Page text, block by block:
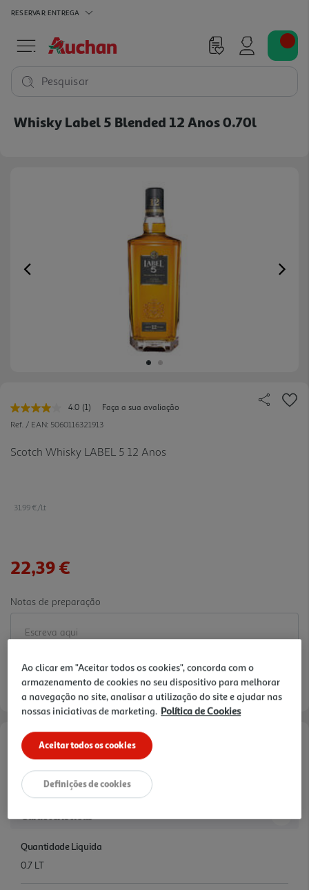
RESERVAR ENTREGA
Pesquisar
Whisky Label 5 Blended 12 Anos 0.70l
Previous
4.0 Leu
uma
Link
para
(1)
Faça a sua avaliação
Ref. / EAN: 5060116321913
Scotch Whisky LABEL 5 12 Anos
31.99 €/Lt
22,39 €
Notas de preparação
Informações de Marketing
Scotch Whisky LABEL 5 12 Anos
Quantidade Liquida
0.7 LT
Ao clicar em "Aceitar todos os cookies", concorda com o
armazenamento de cookies no seu dispositivo para melhorar
a navegação no site, analisar a utilização do site e ajudar nas
nossas iniciativas de marketing. Política de Cookies
Aceitar todos os cookies
Definições de cookies